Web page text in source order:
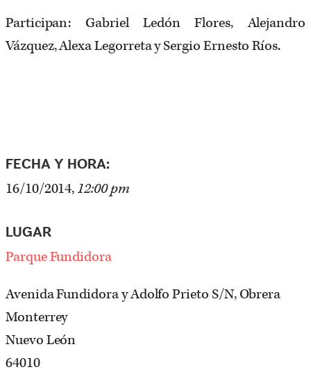
Participan: Gabriel Ledón Flores, Alejandro
Vázquez, Alexa Legorreta y Sergio Ernesto Ríos.
FECHA Y HORA:
16/10/2014,12:00 pm
LUGAR
Parque Fundidora
Avenida Fundidora y Adolfo Prieto S/N, Obrera
Monterrey
Nuevo León
64010